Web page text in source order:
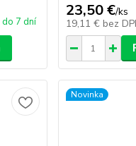
do 7 dní
23,50 €/ks
19,11 € bez
Novinka